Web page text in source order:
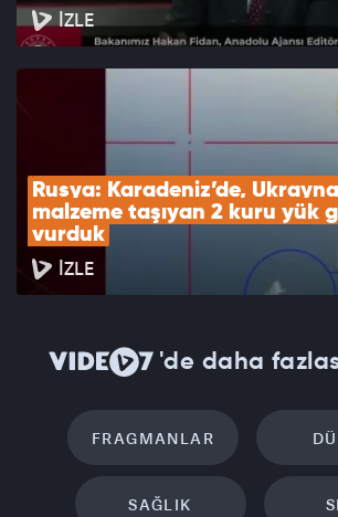
İZLE
Rusya: Karadeniz’de,
malzeme taşıyan 2 kuru yük
vurduk
İZLE
'de daha
FRAGMANLAR
SAĞLIK